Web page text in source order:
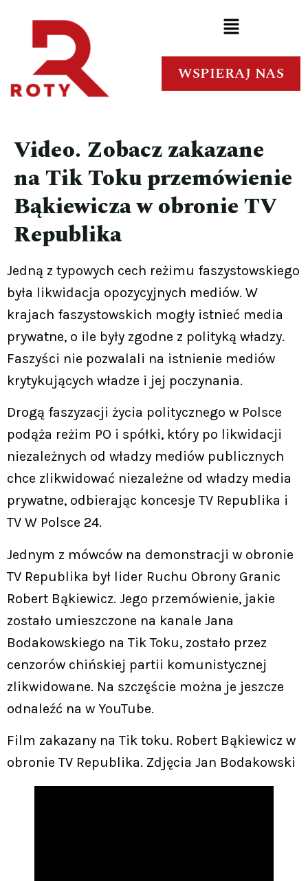
WSPIERAJ NAS
Video. Zobacz zakazane
na Tik Toku przemówienie
Bąkiewicza w obronie TV
Republika
Jedną z typowych cech reżimu faszystowskiego
była likwidacja opozycyjnych mediów. W
krajach faszystowskich mogły istnieć media
prywatne, o ile były zgodne z polityką władzy.
Faszyści nie pozwalali na istnienie mediów
krytykujących władze i jej poczynania.
Drogą faszyzacji życia politycznego w Polsce
podąża reżim PO i spółki, który po likwidacji
niezależnych od władzy mediów publicznych
chce zlikwidować niezależne od władzy media
prywatne, odbierając koncesje TV Republika i
TV W Polsce 24.
Jednym z mówców na demonstracji w obronie
TV Republika był lider Ruchu Obrony Granic
Robert Bąkiewicz. Jego przemówienie, jakie
zostało umieszczone na kanale Jana
Bodakowskiego na Tik Toku, zostało przez
cenzorów chińskiej partii komunistycznej
zlikwidowane. Na szczęście można je jeszcze
odnaleźć na w YouTube.
Film zakazany na Tik toku. Robert Bąkiewicz w
obronie TV Republika. Zdjęcia Jan Bodakowski